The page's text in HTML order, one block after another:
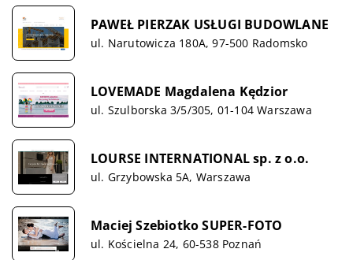
PAWEŁ PIERZAK USŁUGI BUDOWLANE
ul. Narutowicza 180A, 97-500 Radomsko
LOVEMADE Magdalena Kędzior
ul. Szulborska 3/5/305, 01-104 Warszawa
LOURSE INTERNATIONAL sp. z o.o.
ul. Grzybowska 5A, Warszawa
Maciej Szebiotko SUPER-FOTO
ul. Kościelna 24, 60-538 Poznań